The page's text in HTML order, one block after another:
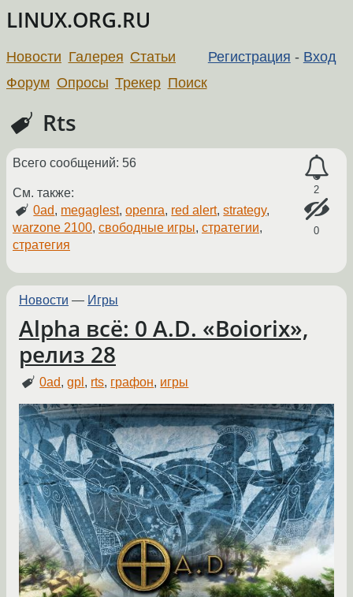
LINUX.ORG.RU
Регистрация - Вход
Новости Галерея Статьи
Форум Опросы Трекер Поиск
Rts
2
0
Всего сообщений: 56
См. также:
0ad, megaglest,openra, red alert,strategy,
warzone 2100, свободные игры, стратегии,
стратегия
Новости — Игры
Alpha всё: 0 A.D. «Boiorix»,
релиз 28
0ad,gpl , rts, графон, игры